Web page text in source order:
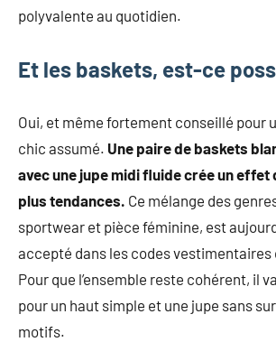
polyvalente au quotidien.
Et les baskets, est-ce
Oui, et même fortement conseillé pour
chic assumé. Une paire de baskets
avec une jupe midi fluide crée un effet
plus tendances. Ce mélange des
sportwear et pièce féminine, est
accepté dans les codes
Pour que l’ensemble reste cohérent, il
pour un haut simple et une jupe sans
motifs.